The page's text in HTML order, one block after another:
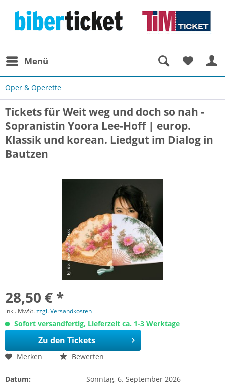
Menü
Oper & Operette
Tickets für Weit weg und doch so nah -
Sopranistin Yoora Lee-Hoff | europ.
Klassik und korean. Liedgut im Dialog in
Bautzen
28,50 € *
inkl. MwSt.zzgl. Versandkosten
Sofort versandfertig, Lieferzeit ca. 1-3 Werktage
Zu den Tickets
Merken Bewerten
Datum:
Sonntag, 6. September 2026